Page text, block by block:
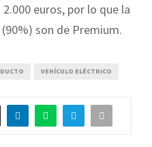
euros, por lo que la
son de Premium.
VEHÍCULO ELÉCTRICO